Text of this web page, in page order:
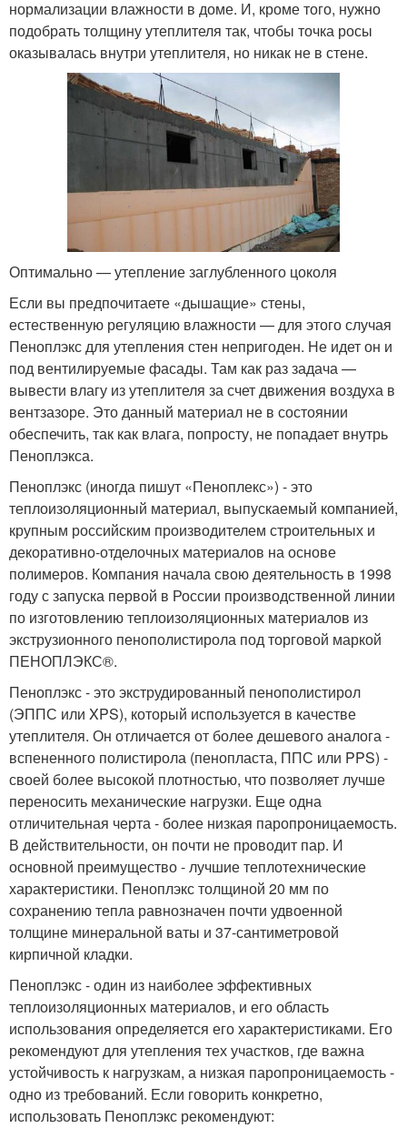
нормализации влажности в доме. И, кроме того, нужно
подобрать толщину утеплителя так, чтобы точка росы
оказывалась внутри утеплителя, но никак не в стене.
Оптимально — утепление заглубленного цоколя
Если вы предпочитаете «дышащие» стены,
естественную регуляцию влажности — для этого случая
Пеноплэкс для утепления стен непригоден. Не идет он и
под вентилируемые фасады. Там как раз задача —
вывести влагу из утеплителя за счет движения воздуха в
вентзазоре. Это данный материал не в состоянии
обеспечить, так как влага, попросту, не попадает внутрь
Пеноплэкса.
Пеноплэкс (иногда пишут «Пеноплекс») - это
теплоизоляционный материал, выпускаемый компанией,
крупным российским производителем строительных и
декоративно-отделочных материалов на основе
полимеров. Компания начала свою деятельность в 1998
году с запуска первой в России производственной линии
по изготовлению теплоизоляционных материалов из
экструзионного пенополистирола под торговой маркой
ПЕНОПЛЭКС®.
Пеноплэкс - это экструдированный пенополистирол
(ЭППС или XPS), который используется в качестве
утеплителя. Он отличается от более дешевого аналога -
вспененного полистирола (пенопласта, ППС или PPS) -
своей более высокой плотностью, что позволяет лучше
переносить механические нагрузки. Еще одна
отличительная черта - более низкая паропроницаемость.
В действительности, он почти не проводит пар. И
основной преимущество - лучшие теплотехнические
характеристики. Пеноплэкс толщиной 20 мм по
сохранению тепла равнозначен почти удвоенной
толщине минеральной ваты и 37-сантиметровой
кирпичной кладки.
Пеноплэкс - один из наиболее эффективных
теплоизоляционных материалов, и его область
использования определяется его характеристиками. Его
рекомендуют для утепления тех участков, где важна
устойчивость к нагрузкам, а низкая паропроницаемость -
одно из требований. Если говорить конкретно,
использовать Пеноплэкс рекомендуют: